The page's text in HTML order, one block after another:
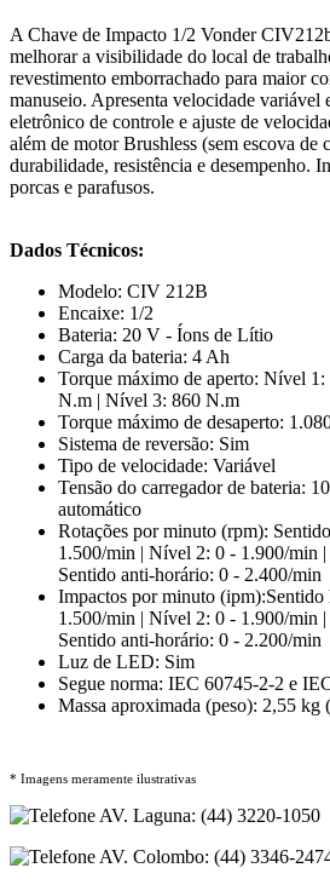
A Chave de Impacto 1/2 Vonder
melhorar a visibilidade do local de
revestimento emborrachado para maior
manuseio. Apresenta velocidade variável
eletrônico de controle e ajuste de
além de motor Brushless (sem escova de
durabilidade, resistência e desempenho.
porcas e parafusos.
Dados Técnicos:
Modelo: CIV 212B
Encaixe: 1/2
Bateria: 20 V - Íons de Lítio
Carga da bateria: 4 Ah
Torque máximo de aperto: Nível
N.m | Nível 3: 860 N.m
Torque máximo de desaperto:
Sistema de reversão: Sim
Tipo de velocidade: Variável
Tensão do carregador de bateria:
automático
Rotações por minuto (rpm):
1.500/min | Nível 2: 0 - 1.900/min
Sentido anti-horário: 0 - 2.400/min
Impactos por minuto
1.500/min | Nível 2: 0 - 1.900/min
Sentido anti-horário: 0 - 2.200/min
Luz de LED: Sim
Segue norma: IEC 60745-2-2 e
Massa aproximada (peso): 2,55 kg
* Imagens meramente ilustrativas
AV. Laguna: (44) 3220-1050
AV. Colombo: (44) 3346-